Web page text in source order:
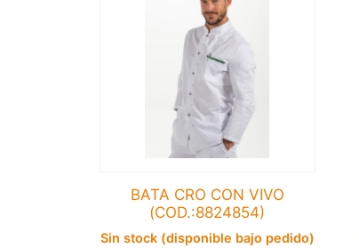
BATA CRO CON VIVO
(COD.:8824854)
Sin stock (disponible bajo pedido)